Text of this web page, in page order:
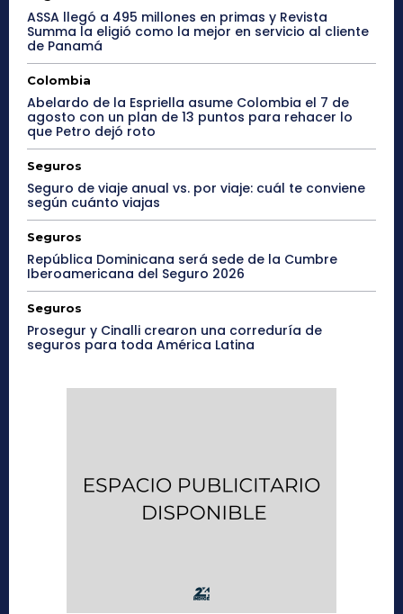
ASSA llegó a 495 millones en primas y Revista
Summa la eligió como la mejor en servicio al cliente
de Panamá
Colombia
Abelardo de la Espriella asume Colombia el 7 de
agosto con un plan de 13 puntos para rehacer lo
que Petro dejó roto
Seguros
Seguro de viaje anual vs. por viaje: cuál te conviene
según cuánto viajas
Seguros
República Dominicana será sede de la Cumbre
Iberoamericana del Seguro 2026
Seguros
Prosegur y Cinalli crearon una correduría de
seguros para toda América Latina